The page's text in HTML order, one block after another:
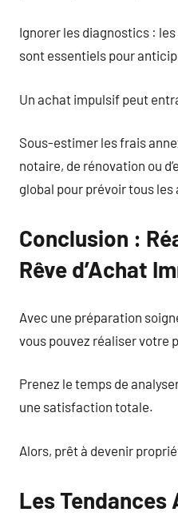
Ignorer les diagnostics :
sont essentiels pour
Un achat impulsif peut
Sous-estimer les frais
notaire, de rénovation ou
global pour prévoir tous
Conclusion :
Rêve d’Achat
Avec une préparation
vous pouvez réaliser votre
Prenez le temps de
une satisfaction totale.
Alors, prêt à devenir
Les Tendances